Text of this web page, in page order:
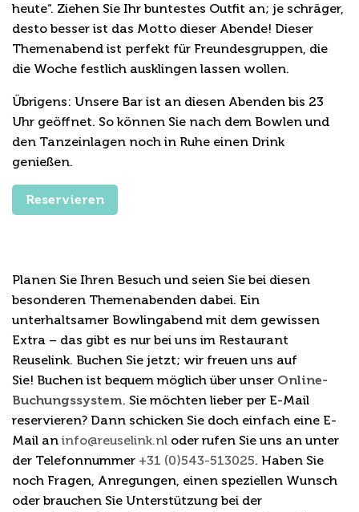
heute“. Ziehen Sie Ihr buntestes Outfit an; je schräger,
desto besser ist das Motto dieser Abende! Dieser
Themenabend ist perfekt für Freundesgruppen, die
die Woche festlich ausklingen lassen wollen.
Übrigens: Unsere Bar ist an diesen Abenden bis 23
Uhr geöffnet. So können Sie nach dem Bowlen und
den Tanzeinlagen noch in Ruhe einen Drink
genießen.
Reservieren
Planen Sie Ihren Besuch und seien Sie bei diesen
besonderen Themenabenden dabei. Ein
unterhaltsamer Bowlingabend mit dem gewissen
Extra – das gibt es nur bei uns im Restaurant
Reuselink. Buchen Sie jetzt; wir freuen uns auf
Sie! Buchen ist bequem möglich über unser Online-
Buchungssystem. Sie möchten lieber per E-Mail
reservieren? Dann schicken Sie doch einfach eine E-
Mail an info@reuselink.nl oder rufen Sie uns an unter
der Telefonnummer +31 (0)543-513025. Haben Sie
noch Fragen, Anregungen, einen speziellen Wunsch
oder brauchen Sie Unterstützung bei der